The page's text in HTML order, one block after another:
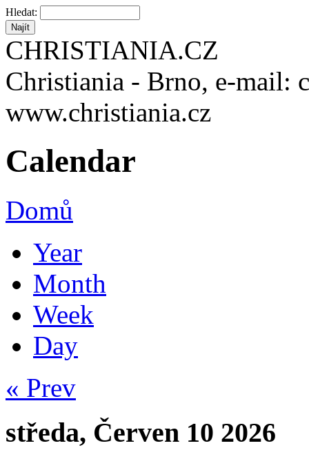
Hledat:
CHRISTIANIA.CZ
Christiania - Brno, e-mail:
www.christiania.cz
Calendar
Domů
Year
Month
Week
Day
« Prev
středa, Červen 10 2026